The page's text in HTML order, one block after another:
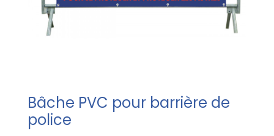
Bâche PVC pour barrière de
police